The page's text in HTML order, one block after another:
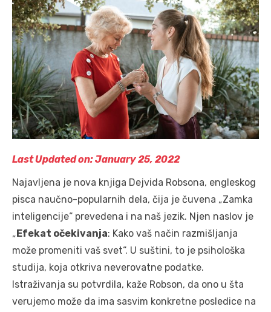
Last Updated on: January 25, 2022
Najavljena je novа knjigа Dejvida Robsona, engleskog
pisca naučno-popularnih dela, čija je čuvena „Zamka
inteligencije“ prevedena i na naš jezik. Njen naslov je
„Efekat očekivanja: Kako vaš način razmišljanja
može promeniti vaš svet“. U suštini, to je psihološka
studija, koja otkriva neverovatne podatke.
Istraživanja su potvrdila, kaže Robson, da ono u šta
verujemo može da ima sasvim konkretne posledice na